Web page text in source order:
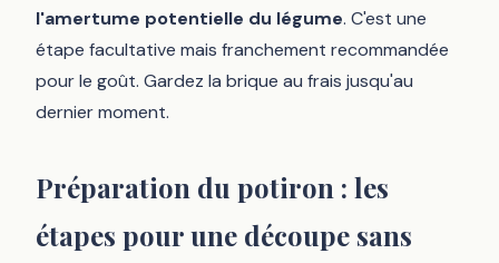
l'amertume potentielle du légume. C'est une
étape facultative mais franchement recommandée
pour le goût. Gardez la brique au frais jusqu'au
dernier moment.
Préparation du potiron : les
étapes pour une découpe sans